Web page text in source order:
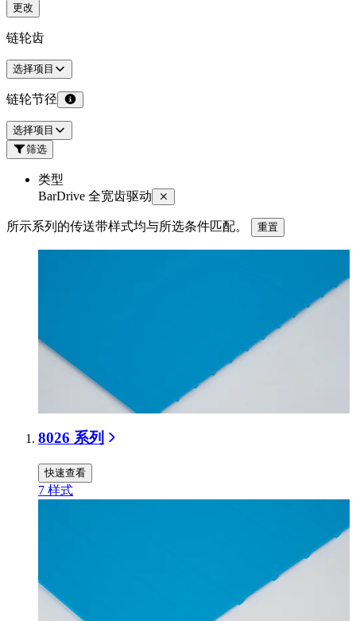
更改
链轮齿
选择项目
链轮节径
选择项目
筛选
类型
BarDrive 全宽齿驱动
所示系列的传送带样式均与所选条件匹配。 重置
8026 系列
快速查看
7 样式